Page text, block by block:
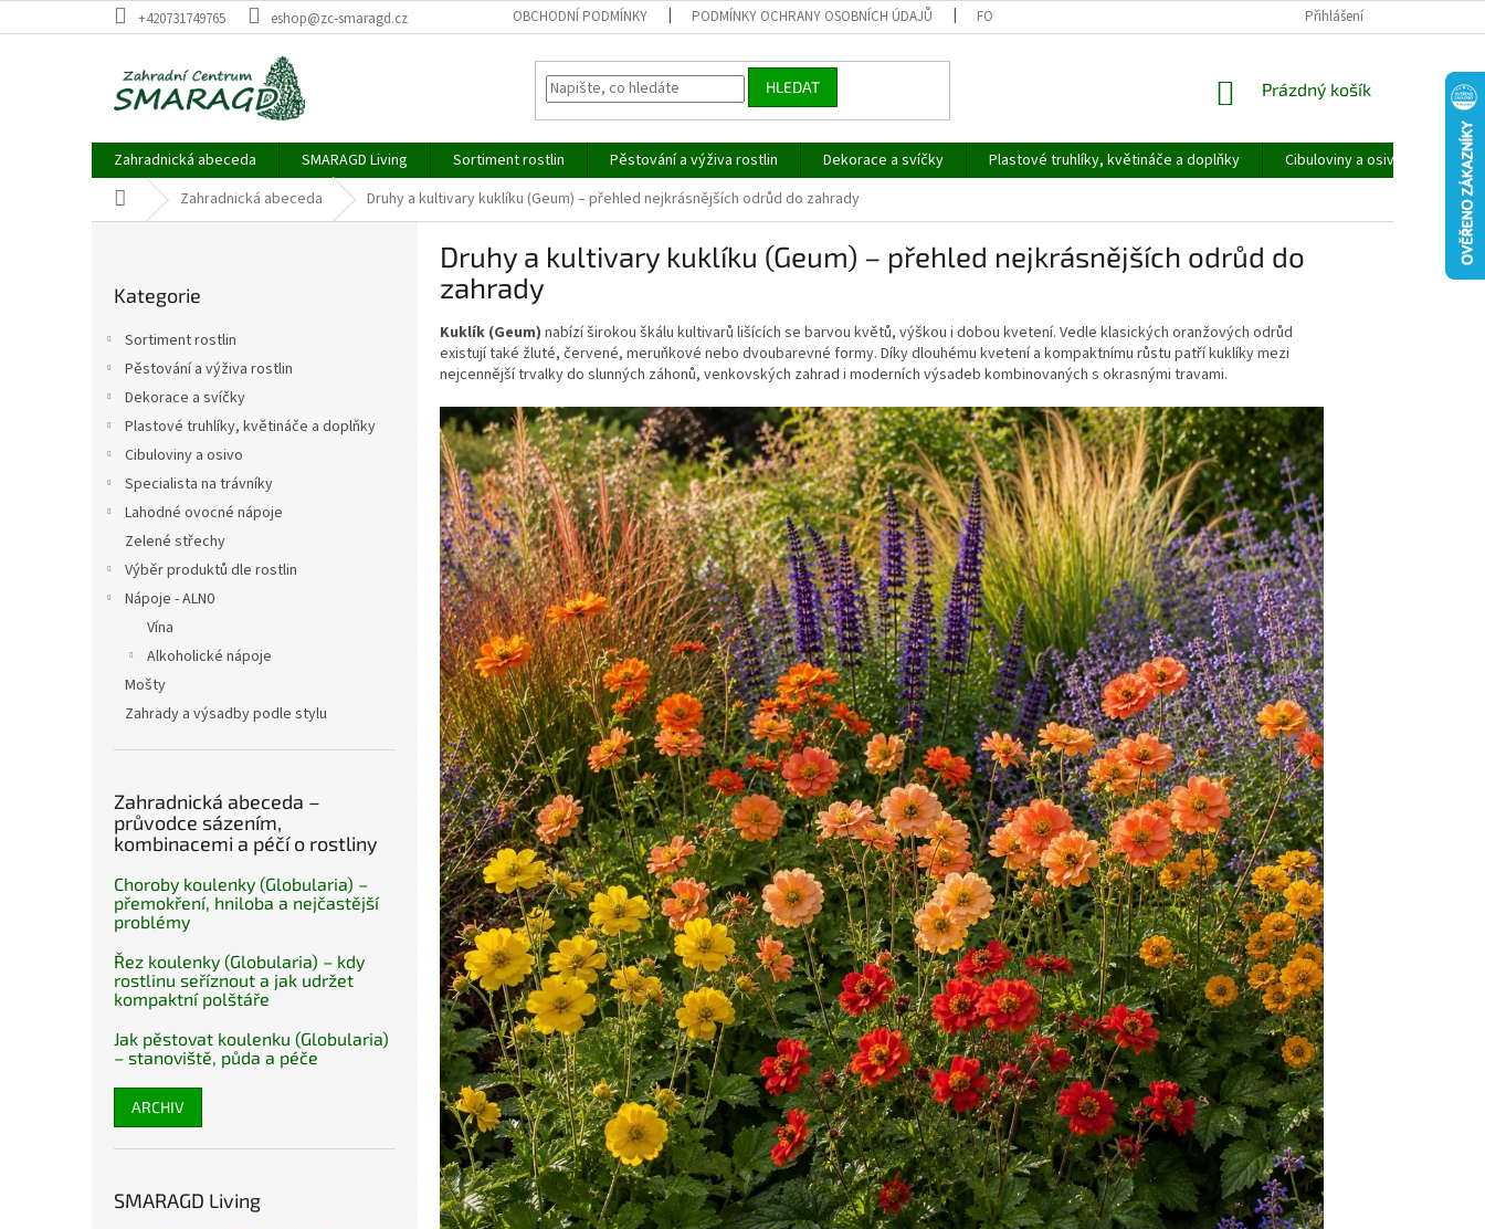
na
+420731749765 eshop@zc-smaragd.cz OBCHODNÍ PODMÍNKY PODMÍNKY OCHRANY OSOBNÍCH ÚDAJŮ FORMULÁŘ PRO UPLATNĚNÍ REKLAMACE REKLAMAČNÍ ŘÁD
Přihlášení
HLEDAT
NÁKUPNÍ
Prázdný košík
Zahradnická abeceda SMARAGD Living Sortiment rostlin Pěstování a výživa rostlin Dekorace a svíčky Plastové truhlíky, květináče a doplňky Cibuloviny a osivo
Domů Zahradnická abeceda Druhy a kultivary kuklíku (Geum) – přehled nejkrásnějších odrůd do zahrady
kategorie
Kategorie
Sortiment rostlin
Pěstování a výživa rostlin
Dekorace a svíčky
Plastové truhlíky, květináče a doplňky
Cibuloviny a osivo
Specialista na trávníky
Lahodné ovocné nápoje
Zelené střechy
Výběr produktů dle rostlin
Nápoje - ALN0
Vína
Alkoholické nápoje
Mošty
Zahrady a výsadby podle stylu
Zahradnická abeceda –
průvodce sázením,
kombinacemi a péčí o rostliny
Choroby koulenky (Globularia) –
přemokření, hniloba a nejčastější
problémy
Řez koulenky (Globularia) – kdy
rostlinu seříznout a jak udržet
kompaktní polštáře
Jak pěstovat koulenku (Globularia)
– stanoviště, půda a péče
ARCHIV
SMARAGD Living
Druhy a kultivary kuklíku (Geum) – přehled nejkrásnějších odrůd do
zahrady
Kuklík (Geum) nabízí širokou škálu kultivarů lišících se barvou květů, výškou i dobou kvetení. Vedle klasických oranžových odrůd
existují také žluté, červené, meruňkové nebo dvoubarevné formy. Díky dlouhému kvetení a kompaktnímu růstu patří kuklíky mezi
nejcennější trvalky do slunných záhonů, venkovských zahrad i moderních výsadeb kombinovaných s okrasnými travami.